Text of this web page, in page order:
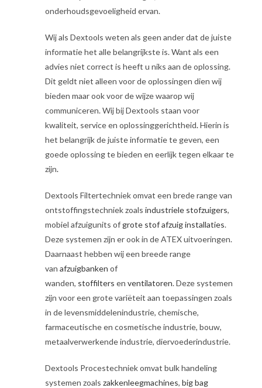
onderhoudsgevoeligheid ervan.
Wij als Dextools weten als geen ander dat de juiste
informatie het alle belangrijkste is. Want als een
advies niet correct is heeft u niks aan de oplossing.
Dit geldt niet alleen voor de oplossingen dien wij
bieden maar ook voor de wijze waarop wij
communiceren. Wij bij Dextools staan voor
kwaliteit, service en oplossinggerichtheid.Hierin is
het belangrijk de juiste informatie te geven, een
goede oplossing te bieden en eerlijk tegen elkaar te
zijn.
Dextools Filtertechniek omvat een brede range van
ontstoffingstechniek zoalsindustriele stofzuigers,
mobiel afzuigunits of grote stof afzuig installaties.
Deze systemen zijn er ook in de ATEX uitvoeringen.
Daarnaast hebben wij een breede range
vanafzuigbanken of
wanden, stoffilters enventilatoren. Deze systemen
zijn voor een grote variëteit aan toepassingen zoals
in de levensmiddelenindustrie, chemische,
farmaceutische en cosmetische industrie, bouw,
metaalverwerkende industrie, diervoederindustrie.
Dextools Procestechniek omvat bulk handeling
systemen zoalszakkenleegmachines,big bag